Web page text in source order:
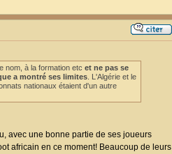
nom, à la formation etc et ne pas se
a montré ses limites . L'Algérie et le
nationaux étaient d'un autre
avec une bonne partie de ses joueurs
africain en ce moment! Beaucoup de leurs